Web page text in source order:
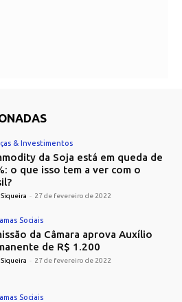
& Investimentos
da Soja está em queda de
o que isso tem a ver com o
- 27 de fevereiro de 2022
Sociais
da Câmara aprova Auxílio
de R$ 1.200
- 27 de fevereiro de 2022
Sociais